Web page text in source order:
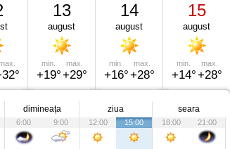
13
august
min.
+19°
max.
+29°
14
august
min.
+16°
max.
+28°
15
august
min.
+14°
max.
+28°
dimineața ziua seara
6:00 9:00 12:00 15:00 18:00 21:00